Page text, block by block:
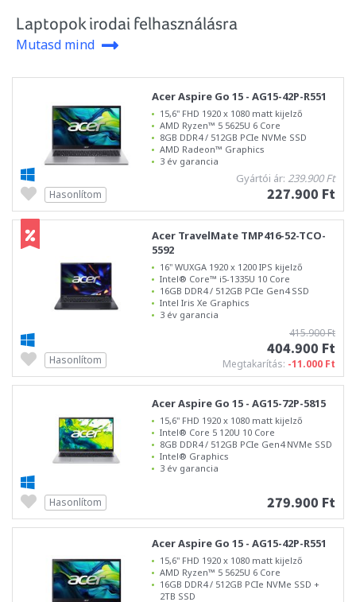
Laptopok irodai felhasználásra
Mutasd mind
Acer Aspire Go 15 - AG15-42P-R551
15,6" FHD 1920 x 1080 matt kijelző
AMD Ryzen™ 5 5625U 6 Core
8GB DDR4 / 512GB PCIe NVMe SSD
AMD Radeon™ Graphics
3 év garancia
Gyártói ár: 239.900 Ft
227.900 Ft
Hasonlítom
Acer TravelMate TMP416-52-TCO-
5592
16" WUXGA 1920 x 1200 IPS kijelző
Intel® Core™ i5-1335U 10 Core
16GB DDR4 / 512GB PCIe Gen4 SSD
Intel Iris Xe Graphics
3 év garancia
415.900 Ft
404.900 Ft
Megtakarítás: -11.000 Ft
Hasonlítom
Acer Aspire Go 15 - AG15-72P-5815
15,6" FHD 1920 x 1080 matt kijelző
Intel® Core 5 120U 10 Core
8GB DDR4 / 512GB PCIe Gen4 NVMe SSD
Intel® Graphics
3 év garancia
279.900 Ft
Hasonlítom
Acer Aspire Go 15 - AG15-42P-R551
15,6" FHD 1920 x 1080 matt kijelző
AMD Ryzen™ 5 5625U 6 Core
16GB DDR4 / 512GB PCIe NVMe SSD +
2TB SSD